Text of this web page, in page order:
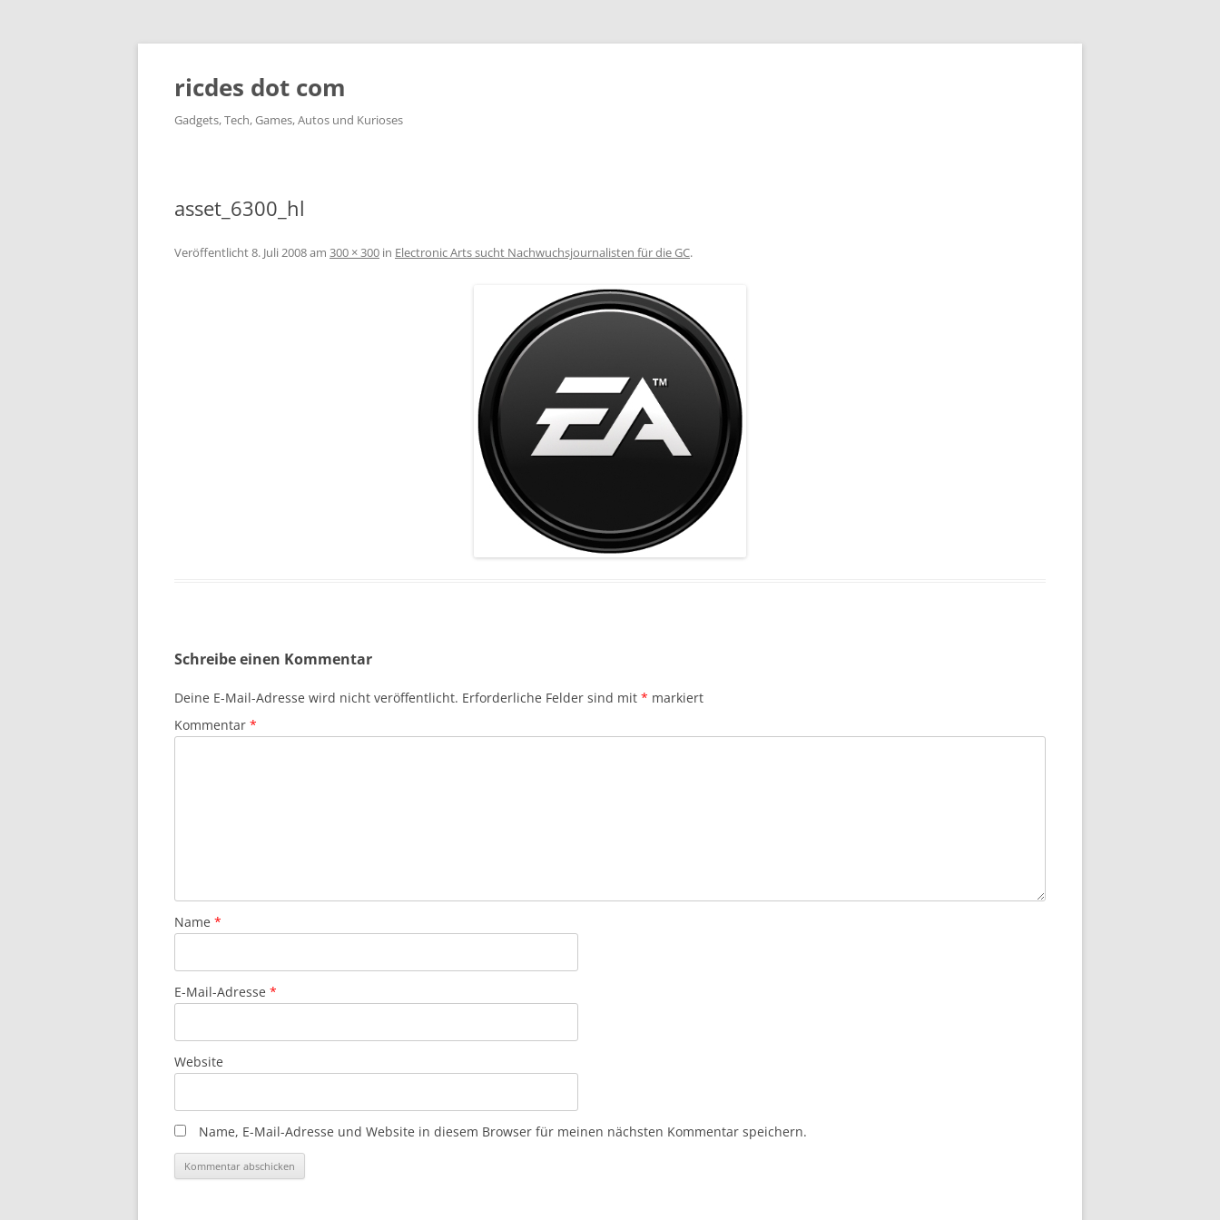
ricdes dot com
Gadgets, Tech, Games, Autos und Kurioses
asset_6300_hl
Veröffentlicht8. Juli 2008am 300 × 300 in Electronic Arts sucht Nachwuchsjournalisten für die GC.
Schreibe einen Kommentar
Deine E-Mail-Adresse wird nicht veröffentlicht. Erforderliche Felder sind mit * markiert
Kommentar *
Name *
E-Mail-Adresse *
Website
Name, E-Mail-Adresse und Website in diesem Browser für meinen nächsten Kommentar speichern.